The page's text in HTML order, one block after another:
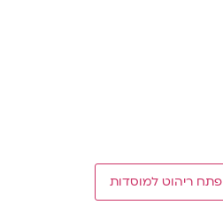
פתח ריהוט למוסדות